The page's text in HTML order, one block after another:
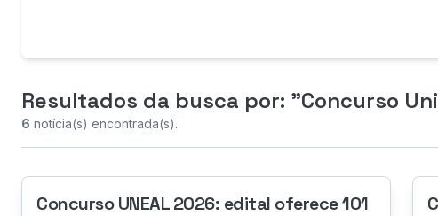
Resultados da busca por: "Concurso
6 notícia(s) encontrada(s).
Concurso UNEAL 2026: edital oferece 101